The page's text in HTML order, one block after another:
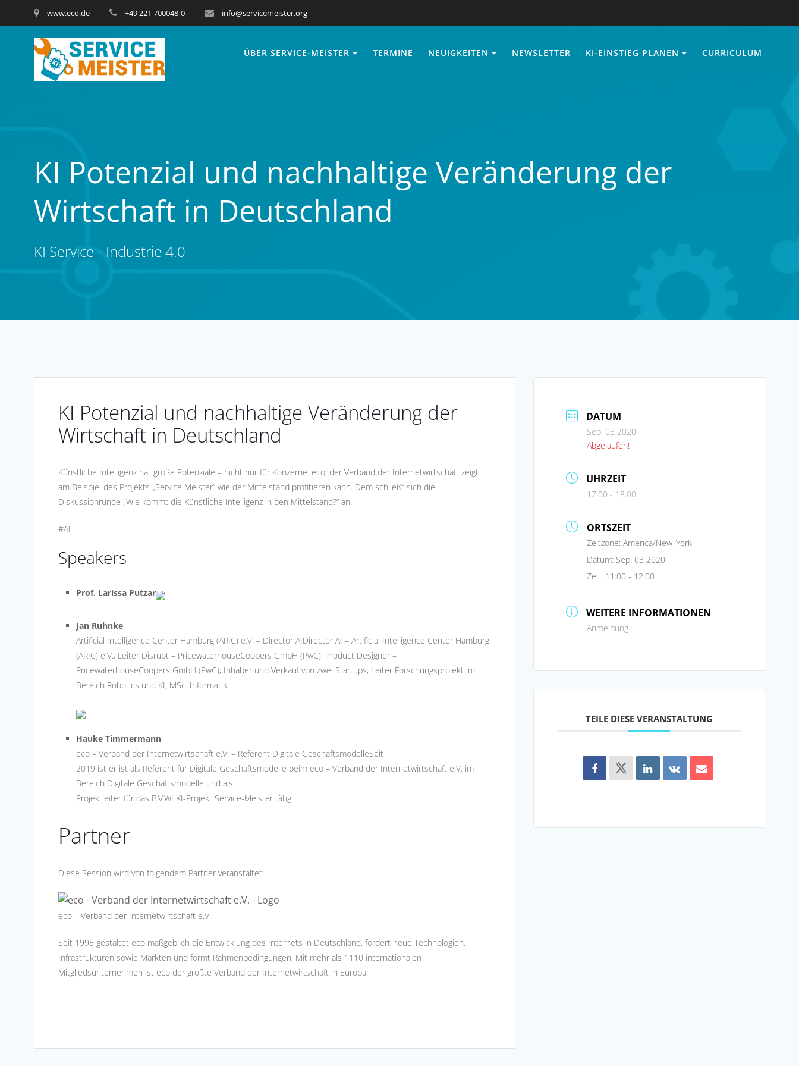
www.eco.de +49 221 700048-0 info@servicemeister.org
ÜBER SERVICE-MEISTER TERMINE NEUIGKEITEN NEWSLETTER KI-EINSTIEG PLANEN CURRICULUM
KI Potenzial und nachhaltige Veränderung der
Wirtschaft in Deutschland
KI Service - Industrie 4.0
KI Potenzial und nachhaltige Veränderung der
Wirtschaft in Deutschland
Künstliche Intelligenz hat große Potenziale – nicht nur für Konzerne. eco, der Verband der Internetwirtschaft zeigt
am Beispiel des Projekts „Service Meister“ wie der Mittelstand profitieren kann. Dem schließt sich die
Diskussionrunde „Wie kommt die Künstliche Intelligenz in den Mittelstand?“ an.
#AI
Speakers
Prof. Larissa Putzar
Jan Ruhnke
Artificial Intelligence Center Hamburg (ARIC) e.V. – Director AIDirector AI – Artificial Intelligence Center Hamburg
(ARIC) e.V.; Leiter Disrupt – PricewaterhouseCoopers GmbH (PwC); Product Designer –
PricewaterhouseCoopers GmbH (PwC); Inhaber und Verkauf von zwei Startups; Leiter Forschungsprojekt im
Bereich Robotics und KI; MSc. Informatik
Hauke Timmermann
eco – Verband der Internetwirtschaft e.V. – Referent Digitale GeschäftsmodelleSeit
2019 ist er ist als Referent für Digitale Geschäftsmodelle beim eco – Verband der Internetwirtschaft e.V. im
Bereich Digitale Geschäftsmodelle und als
Projektleiter für das BMWI KI-Projekt Service-Meister tätig.
Partner
Diese Session wird von folgendem Partner veranstaltet:
eco – Verband der Internetwirtschaft e.V.
Seit 1995 gestaltet eco maßgeblich die Entwicklung des Internets in Deutschland, fördert neue Technologien,
Infrastrukturen sowie Märkten und formt Rahmenbedingungen. Mit mehr als 1110 internationalen
Mitgliedsunternehmen ist eco der größte Verband der Internetwirtschaft in Europa.
DATUM
Sep. 03 2020
Abgelaufen!
UHRZEIT
17:00 - 18:00
ORTSZEIT
Zeitzone: America/New_York
Datum: Sep. 03 2020
Zeit: 11:00 - 12:00
WEITERE INFORMATIONEN
Anmeldung
TEILE DIESE VERANSTALTUNG